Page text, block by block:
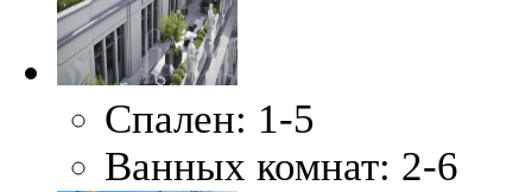
Спален: 1-5
Ванных комнат: 2-6